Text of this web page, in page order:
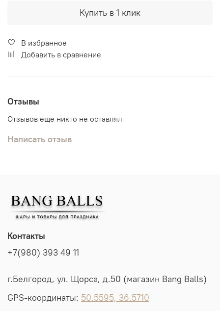
Купить в 1 клик
В избранное
Добавить в сравнение
Отзывы
Отзывов еще никто не оставлял
Написать отзыв
Контакты
+7(980) 393 49 11
г.Белгород, ул. Щорса, д.50 (магазин Bang Balls)
GPS-координаты: 50.5595, 36.5710